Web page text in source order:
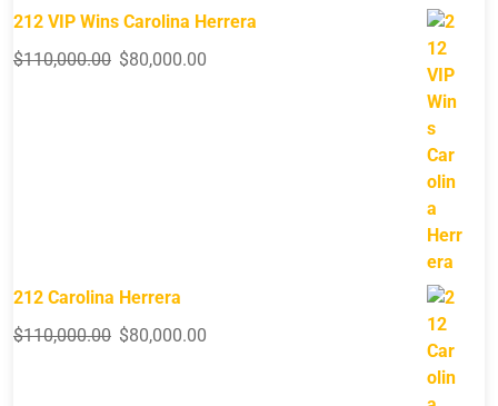
212 VIP Wins Carolina Herrera
$110,000.00 $80,000.00
212 Carolina Herrera
$110,000.00 $80,000.00